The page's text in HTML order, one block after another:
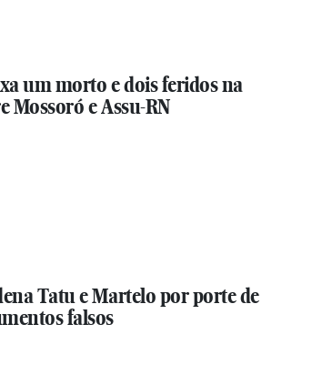
um morto e dois feridos na
Mossoró e Assu-RN
Tatu e Martelo por porte de
falsos